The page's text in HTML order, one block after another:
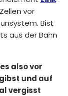
vor
Bist
aus der Bahn
also vor
und auf
vergisst